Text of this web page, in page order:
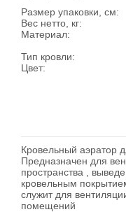
Размер упаковки, см:
Вес нетто, кг:
Материал:
Тип кровли:
Цвет:
Кровельный аэратор
Предназначен для
пространства ,
кровельным
служит для
помещений